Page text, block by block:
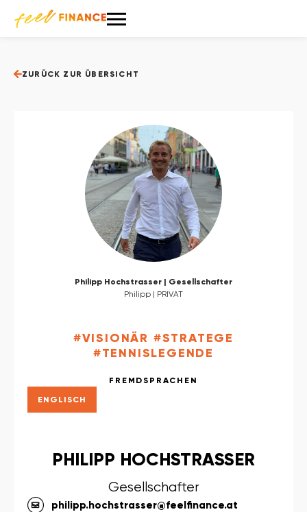
ZURÜCK ZUR ÜBERSICHT
Philipp Hochstrasser | Gesellschafter
Philipp | PRIVAT
#VISIONÄR #STRATEGE
#TENNISLEGENDE
FREMDSPRACHEN
ENGLISCH
PHILIPP HOCHSTRASSER
Gesellschafter
philipp.hochstrasser@feelfinance.at